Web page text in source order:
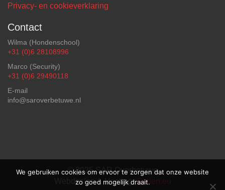
Privacy- en cookieverklaring
Contact
Wilma (Hondenschool)
+31 (0)6 28108996
Marco (Security)
+31 (0)6 29490118
E-mail
info@saroverbetuwe.nl
© 2025 SAR Overbetuwe
Webdesign & Hosting:Carien.eu
We gebruiken cookies om ervoor te zorgen dat onze website
zo goed mogelijk draait.